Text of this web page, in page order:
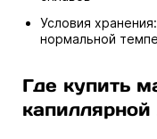
Условия
нормальной
Где купить